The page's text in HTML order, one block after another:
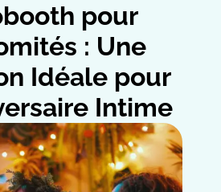
pour
: Une
Idéale pour
Intime